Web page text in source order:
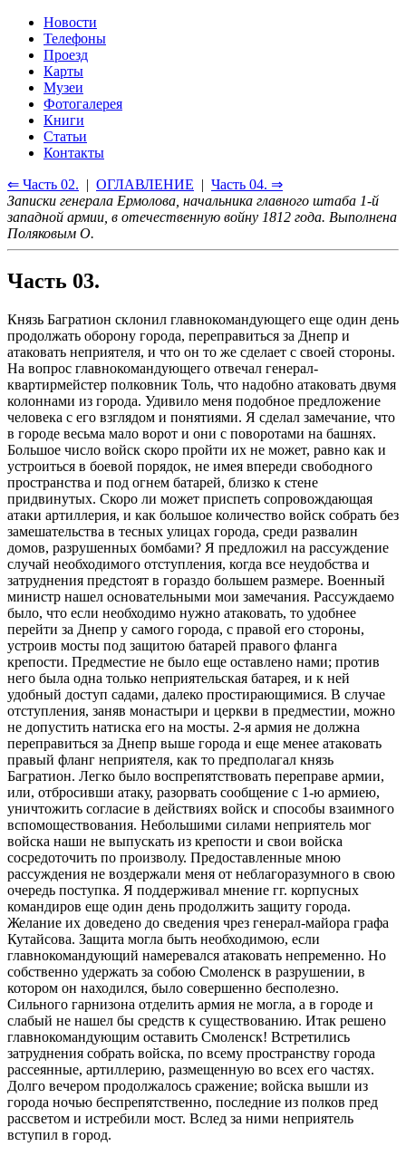
Новости
Телефоны
Проезд
Карты
Музеи
Фотогалерея
Книги
Статьи
Контакты
⇐ Часть 02. | ОГЛАВЛЕНИЕ | Часть 04. ⇒
Записки генерала Ермолова, начальника главного штаба 1-й
западной армии, в отечественную войну 1812 года. Выполнена
Поляковым О.
Часть 03.
Князь Багратион склонил главнокомандующего еще один день
продолжать оборону города, переправиться за Днепр и
атаковать неприятеля, и что он то же сделает с своей стороны.
На вопрос главнокомандующего отвечал генерал-
квартирмейстер полковник Толь, что надобно атаковать двумя
колоннами из города. Удивило меня подобное предложение
человека с его взглядом и понятиями. Я сделал замечание, что
в городе весьма мало ворот и они с поворотами на башнях.
Большое число войск скоро пройти их не может, равно как и
устроиться в боевой порядок, не имея впереди свободного
пространства и под огнем батарей, близко к стене
придвинутых. Скоро ли может приспеть сопровождающая
атаки артиллерия, и как большое количество войск собрать без
замешательства в тесных улицах города, среди развалин
домов, разрушенных бомбами? Я предложил на рассуждение
случай необходимого отступления, когда все неудобства и
затруднения предстоят в гораздо большем размере. Военный
министр нашел основательными мои замечания. Рассуждаемо
было, что если необходимо нужно атаковать, то удобнее
перейти за Днепр у самого города, с правой его стороны,
устроив мосты под защитою батарей правого фланга
крепости. Предместие не было еще оставлено нами; против
него была одна только неприятельская батарея, и к ней
удобный доступ садами, далеко простирающимися. В случае
отступления, заняв монастыри и церкви в предместии, можно
не допустить натиска его на мосты. 2-я армия не должна
переправиться за Днепр выше города и еще менее атаковать
правый фланг неприятеля, как то предполагал князь
Багратион. Легко было воспрепятствовать переправе армии,
или, отбросивши атаку, разорвать сообщение с 1-ю армиею,
уничтожить согласие в действиях войск и способы взаимного
вспомоществования. Небольшими силами неприятель мог
войска наши не выпускать из крепости и свои войска
сосредоточить по произволу. Предоставленные мною
рассуждения не воздержали меня от неблагоразумного в свою
очередь поступка. Я поддерживал мнение гг. корпусных
командиров еще один день продолжить защиту города.
Желание их доведено до сведения чрез генерал-майора графа
Кутайсова. Защита могла быть необходимою, если
главнокомандующий намеревался атаковать непременно. Но
собственно удержать за собою Смоленск в разрушении, в
котором он находился, было совершенно бесполезно.
Сильного гарнизона отделить армия не могла, а в городе и
слабый не нашел бы средств к существованию. Итак решено
главнокомандующим оставить Смоленск! Встретились
затруднения собрать войска, по всему пространству города
рассеянные, артиллерию, размещенную во всех его частях.
Долго вечером продолжалось сражение; войска вышли из
города ночью беспрепятственно, последние из полков пред
рассветом и истребили мост. Вслед за ними неприятель
вступил в город.